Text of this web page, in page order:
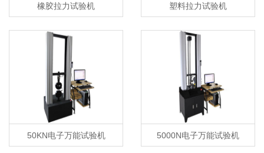
橡胶拉力试验机 塑料拉力试验机
50KN电子万能试验机 5000N电子万能试验机